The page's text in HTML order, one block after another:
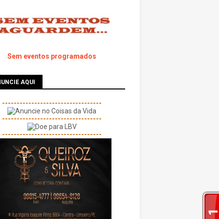
Sem eventos programados
AQUI
----------------------------------
----------------------------------
----------------------------------